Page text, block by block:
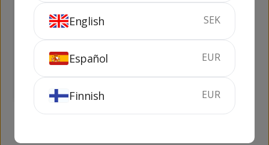
Dry Sack Medium 1
19.5%
Lustau Solera East
KÖP
English SEK
Español EUR
Finnish EUR